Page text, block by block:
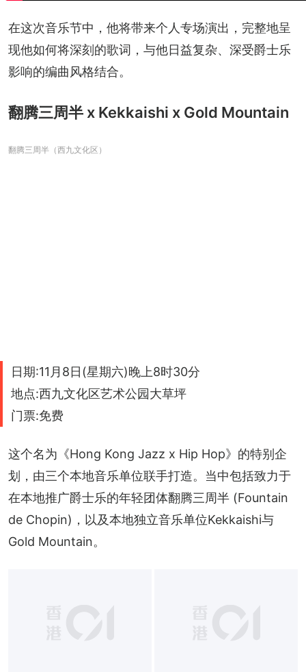
在这次音乐节中，他将带来个人专场演出，完整地呈
现他如何将深刻的歌词，与他日益复杂、深受爵士乐
影响的编曲风格结合。
翻腾三周半 x Kekkaishi x Gold Mountain
翻腾三周半（西九文化区）
日期:11月8日(星期六)晚上8时30分
地点:西九文化区艺术公园大草坪
门票:免费
这个名为《Hong Kong Jazz x Hip Hop》的特别企
划，由三个本地音乐单位联手打造。当中包括致力于
在本地推广爵士乐的年轻团体翻腾三周半 (Fountain
de Chopin)，以及本地独立音乐单位Kekkaishi与
Gold Mountain。